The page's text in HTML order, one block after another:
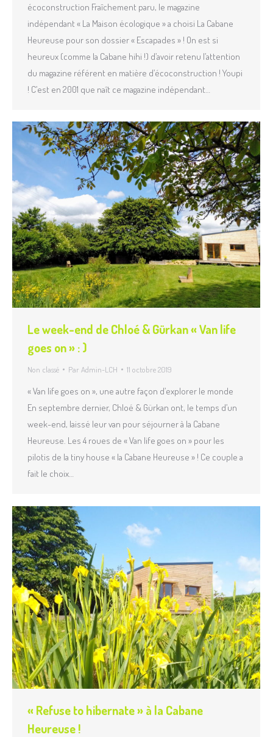
écoconstruction Fraîchement paru, le magazine
indépendant « La Maison écologique » a choisi La Cabane
Heureuse pour son dossier « Escapades » ! On est si
heureux (comme la Cabane hihi !) d’avoir retenu l’attention
du magazine référent en matière d’écoconstruction ! Youpi
! C’est en 2001 que naît ce magazine indépendant…
Le week-end de Chloé & Gürkan « Van life
goes on » : )
Non classé Par Admin-LCH 11 octobre 2019
« Van life goes on », une autre façon d’explorer le monde
En septembre dernier, Chloé & Gürkan ont, le temps d’un
week-end, laissé leur van pour séjourner à la Cabane
Heureuse. Les 4 roues de « Van life goes on » pour les
pilotis de la tiny house « la Cabane Heureuse » ! Ce couple a
fait le choix…
« Refuse to hibernate » à la Cabane
Heureuse !